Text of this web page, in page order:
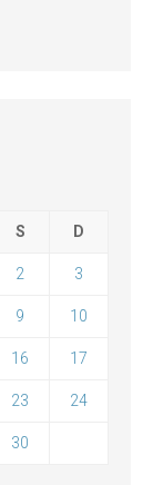
S D
2 3
9 10
16 17
23 24
30